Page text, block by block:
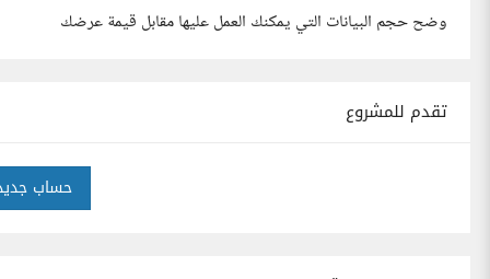
وضح حجم البيانات التي يمكنك العمل عليها مقابل قيمة عرضك
تقدم للمشروع
حساب